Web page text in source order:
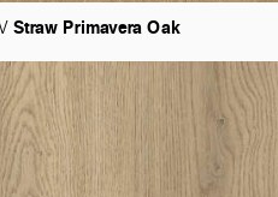
Straw Primavera Oak